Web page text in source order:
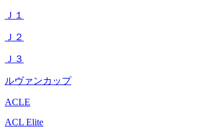
Ｊ１
Ｊ２
Ｊ３
ルヴァンカップ
ACLE
ACL Elite